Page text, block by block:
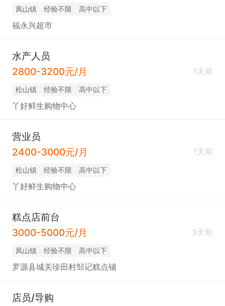
凤山镇 经验不限 高中以下
福永兴超市
水产人员
2800-3200元/月
1天前
松山镇 经验不限 高中以下
丫好鲜生购物中心
营业员
2400-3000元/月
1天前
松山镇 经验不限 高中以下
丫好鲜生购物中心
糕点店前台
3000-5000元/月
3天前
凤山镇 经验不限 高中以下
罗源县城关珍田村邹记糕点铺
店员/导购